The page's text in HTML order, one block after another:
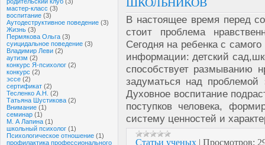
мастер-класс (3)
воспитание (3)
Аутодеструктивное поведение (3)
Жизнь (3)
Пермякова Ольга (3)
суицидальное поведение (3)
Владимир Леви (2)
аутизм (2)
конкурс Я-психолог (2)
конкурс (2)
эссе (2)
сертификат (2)
Тесленко А.Н. (2)
Татьяна Шустикова (2)
Внимание (1)
семинар (1)
М. А Лапина (1)
школьный психолог (1)
Психологическое отношение (1)
профилактика профессионального
В настоящее время перед
стоит проблема
Сегодня на ребенка с
информации: детский
способствует размыванию
задуматься над проблемой
Духовное воспитание
поступков человека,
систему ценностей и
Статьи ученых | Просмотров: